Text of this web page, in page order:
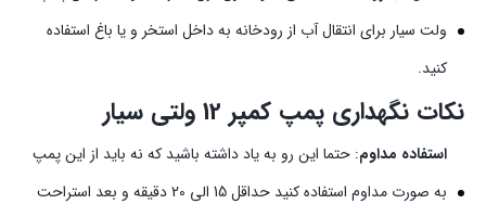
ولت سیار برای انتقال آب از رودخانه به داخل استخر و یا باغ استفاده
کنید.
نکات نگهداری پمپ کمپر 12 ولتی سیار
استفاده مداوم: حتما این رو به یاد داشته باشید که نه باید از این پمپ
به صورت مداوم استفاده کنید حداقل 15 الی 20 دقیقه و بعد استراحت